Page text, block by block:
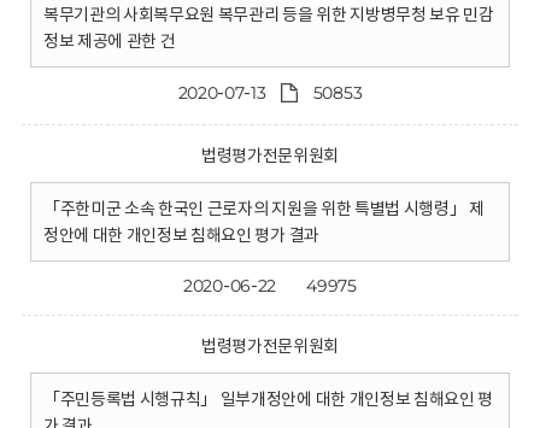
복무기관의 사회복무요원 복무관리 등을 위한 지방병무청 보유 민감
정보 제공에 관한 건
2020-07-13 50853
법령평가전문위원회
「주한미군 소속 한국인 근로자의 지원을 위한 특별법 시행령」 제
정안에 대한 개인정보 침해요인 평가 결과
2020-06-22 49975
법령평가전문위원회
「주민등록법 시행규칙」 일부개정안에 대한 개인정보 침해요인 평